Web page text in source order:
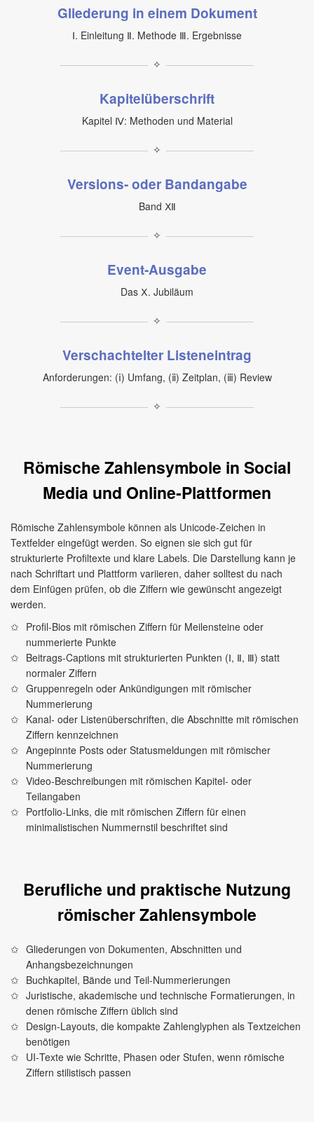
Gliederung in einem Dokument
Ⅰ. Einleitung Ⅱ. Methode Ⅲ. Ergebnisse
✧
Kapitelüberschrift
Kapitel Ⅳ: Methoden und Material
✧
Versions‑ oder Bandangabe
Band Ⅻ
✧
Event‑Ausgabe
Das Ⅹ. Jubiläum
✧
Verschachtelter Listeneintrag
Anforderungen: (ⅰ) Umfang, (ⅱ) Zeitplan, (ⅲ) Review
✧
Römische Zahlensymbole in Social
Media und Online‑Plattformen
Römische Zahlensymbole können als Unicode‑Zeichen in
Textfelder eingefügt werden. So eignen sie sich gut für
strukturierte Profiltexte und klare Labels. Die Darstellung kann je
nach Schriftart und Plattform variieren, daher solltest du nach
dem Einfügen prüfen, ob die Ziffern wie gewünscht angezeigt
werden.
Profil‑Bios mit römischen Ziffern für Meilensteine oder
nummerierte Punkte
Beitrags‑Captions mit strukturierten Punkten (Ⅰ, Ⅱ, Ⅲ) statt
normaler Ziffern
Gruppenregeln oder Ankündigungen mit römischer
Nummerierung
Kanal‑ oder Listenüberschriften, die Abschnitte mit römischen
Ziffern kennzeichnen
Angepinnte Posts oder Statusmeldungen mit römischer
Nummerierung
Video‑Beschreibungen mit römischen Kapitel‑ oder
Teilangaben
Portfolio‑Links, die mit römischen Ziffern für einen
minimalistischen Nummernstil beschriftet sind
Berufliche und praktische Nutzung
römischer Zahlensymbole
Gliederungen von Dokumenten, Abschnitten und
Anhangsbezeichnungen
Buchkapitel, Bände und Teil‑Nummerierungen
Juristische, akademische und technische Formatierungen, in
denen römische Ziffern üblich sind
Design‑Layouts, die kompakte Zahlenglyphen als Textzeichen
benötigen
UI‑Texte wie Schritte, Phasen oder Stufen, wenn römische
Ziffern stilistisch passen